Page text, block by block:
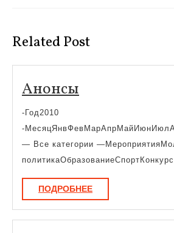
Related Post
АнонсыАнонсы
-Год2010
-
— Все категории
ПОДРОБНЕЕПОДРОБНЕЕ